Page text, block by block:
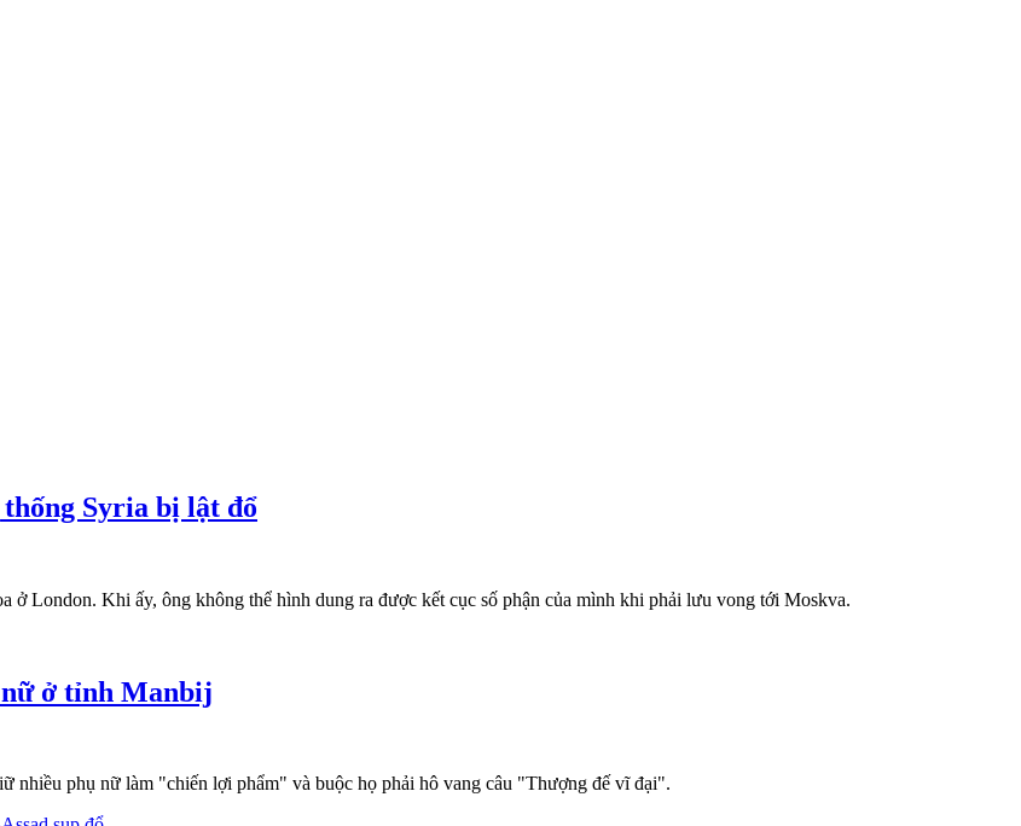
Syria bị lật đổ
ở London. Khi ấy, ông không thể hình dung ra được kết cục số phận của mình khi phải lưu vong tới Moskva.
ở tỉnh Manbij
phụ nữ làm "chiến lợi phẩm" và buộc họ phải hô vang câu "Thượng đế vĩ đại".